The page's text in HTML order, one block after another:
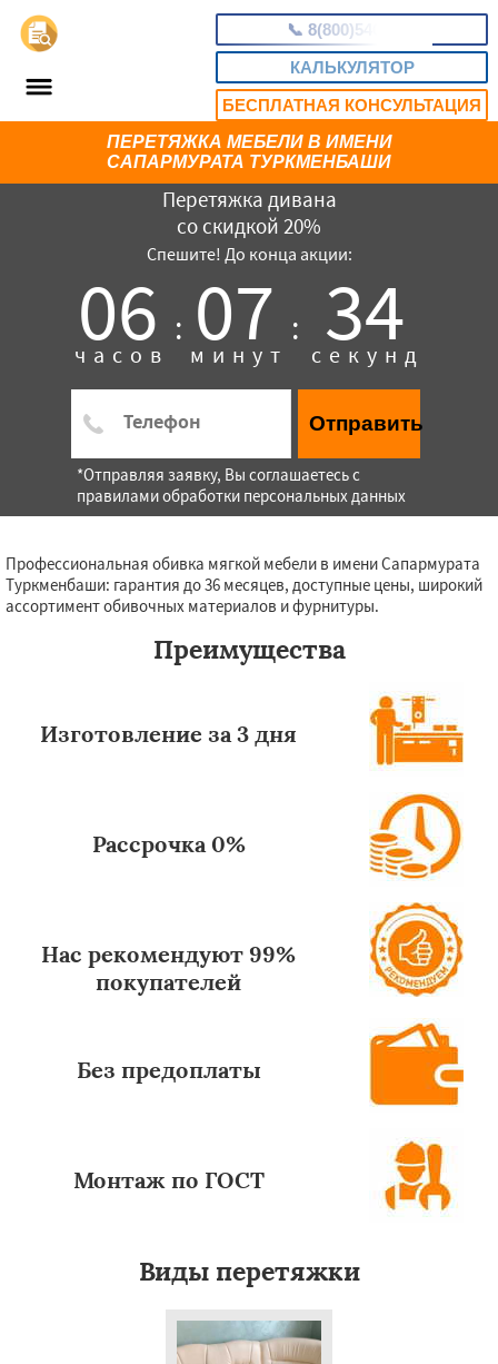
📞 8(800)5403465
КАЛЬКУЛЯТОР
БЕСПЛАТНАЯ КОНСУЛЬТАЦИЯ
Перетяжка дивана
со скидкой 20%
Спешите! До конца акции:
06 :
часов 07 :
минут 33
секунд
Отправить
*Отправляя заявку, Вы соглашаетесь с
правилами обработки персональных данных
ПЕРЕТЯЖКА МЕБЕЛИ В ИМЕНИ
САПАРМУРАТА ТУРКМЕНБАШИ
Профессиональная обивка мягкой мебели в имени Сапармурата
Туркменбаши: гарантия до 36 месяцев, доступные цены, широкий
ассортимент обивочных материалов и фурнитуры.
Преимущества
Изготовление за 3 дня
Рассрочка 0%
Нас рекомендуют 99%
покупателей
Без предоплаты
Монтаж по ГОСТ
Виды перетяжки